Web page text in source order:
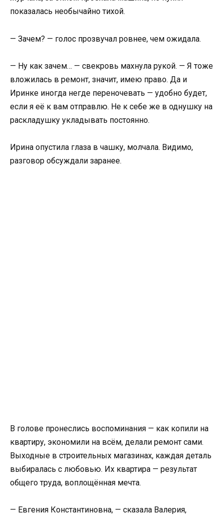
показалась необычайно тихой.
— Зачем? — голос прозвучал ровнее, чем ожидала.
— Ну как зачем… — свекровь махнула рукой. — Я тоже
вложилась в ремонт, значит, имею право. Да и
Иринке иногда негде переночевать — удобно будет,
если я её к вам отправлю. Не к себе же в однушку на
раскладушку укладывать постоянно.
Ирина опустила глаза в чашку, молчала. Видимо,
разговор обсуждали заранее.
В голове пронеслись воспоминания — как копили на
квартиру, экономили на всём, делали ремонт сами.
Выходные в строительных магазинах, каждая деталь
выбиралась с любовью. Их квартира — результат
общего труда, воплощённая мечта.
— Евгения Константиновна, — сказала Валерия,